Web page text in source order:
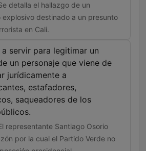
detalla el hallazgo de un
explosivo destinado a un presunto
en Cali.
servir para legitimar un
un personaje que viene de
jurídicamente a
estafadores,
saqueadores de los
representante Santiago Osorio
por la cual el Partido Verde no